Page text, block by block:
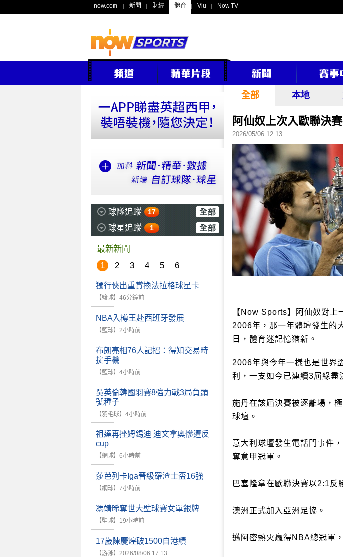
now.com 新聞 財經 體育 Viu Now TV
球隊追蹤 17
球星追蹤 1
最新新聞
1
2 3 4 5 6
獨行俠出重賞換法拉格球星卡
【籃球】 46分鐘前
NBA入樽王赴西班牙發展
【籃球】 2小時前
布朗亮相76人記招：得知交易時
掟手機
【籃球】 4小時前
吳英倫韓國羽賽8強力戰3局負頭
號種子
【羽毛球】 4小時前
祖達再挫姆錫迪 迪文拿奧慘遭反
cup
【網球】 6小時前
莎芭列卡Iga晉級羅渣士盃16強
【網球】 7小時前
馮靖晞奪世大壁球賽女單銀牌
【壁球】 19小時前
17歲陳慶煌破1500自港績
【游泳】 2026/08/06 17:13
全部 本地
阿仙奴上次入歐聯決
2026/05/06 12:13
【Now Sports】阿仙奴對上
2006年，那一年體壇發生的
日，體育迷記憶猶新。
2006年與今年一樣也是世界
利，一支如今已連續3屆緣盡
施丹在該屆決賽被逐離場，
球壇。
意大利球壇發生電話門事件
奪意甲冠軍。
巴塞隆拿在歐聯決賽以2:1反
澳洲正式加入亞洲足協。
邁阿密熱火贏得NBA總冠軍